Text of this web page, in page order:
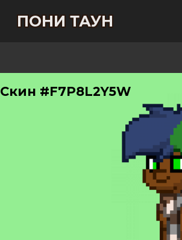
ПОНИ ТАУН
Скин #F7P8L2Y5W